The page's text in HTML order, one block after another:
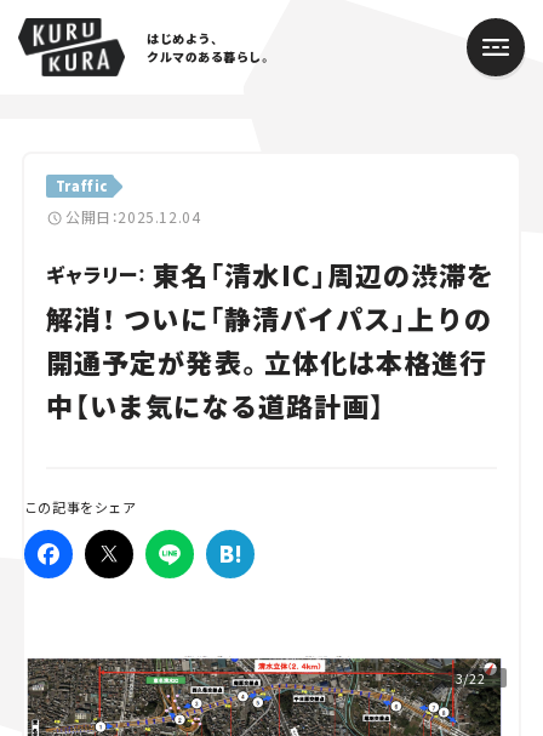
はじめよう、
クルマのある暮らし。
Traffic
公開日：2025.12.04
ギャラリー： 東名「清水IC」周辺の渋滞を
解消！ ついに「静清バイパス」上りの
開通予定が発表。立体化は本格進行
中【いま気になる道路計画】
この記事をシェア
3/22
Cars
Lifestyle
Traffic
Special
Campaign
人気のハッシュタグ
スズキ ジムニー｜Suzuki Jimny